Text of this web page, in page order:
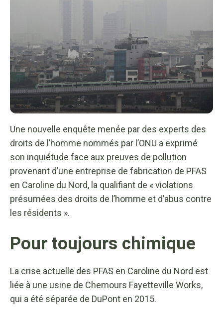
Une nouvelle enquête menée par des experts des
droits de l’homme nommés par l’ONU a exprimé
son inquiétude face aux preuves de pollution
provenant d’une entreprise de fabrication de PFAS
en Caroline du Nord, la qualifiant de « violations
présumées des droits de l’homme et d’abus contre
les résidents ».
Pour toujours chimique
La crise actuelle des PFAS en Caroline du Nord est
liée à une usine de Chemours Fayetteville Works,
qui a été séparée de DuPont en 2015.